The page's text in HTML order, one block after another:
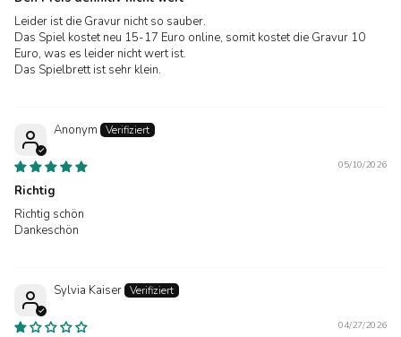
Leider ist die Gravur nicht so sauber.
Das Spiel kostet neu 15-17 Euro online, somit kostet die Gravur 10
Euro, was es leider nicht wert ist.
Das Spielbrett ist sehr klein.
Anonym
05/10/2026
Richtig
Richtig schön
Dankeschön
Sylvia Kaiser
04/27/2026